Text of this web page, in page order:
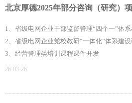
北京厚德2025年部分咨询（研究）
1、省级电网企业干部监督管理“四个一”体
2、省级电网企业党校教研“一体化”体系建
3、经营管理类培训课程课件开发
4、员工通用类业务工作流程学习资源开发
26-03-26